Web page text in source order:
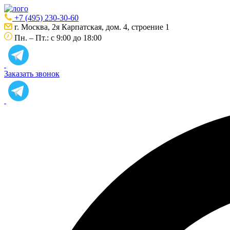
+7 (495) 230-30-60
г. Москва, 2я Карпатская, дом. 4, строение 1
Пн. – Пт.: с 9:00 до 18:00
Заказать звонок